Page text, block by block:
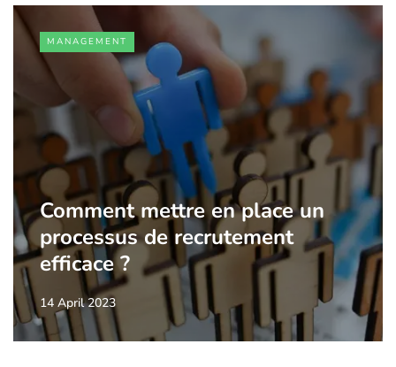
MANAGEMENT
Comment mettre en place un
processus de recrutement
efficace ?
14 April 2023